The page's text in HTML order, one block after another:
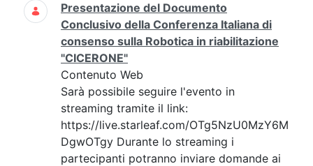
Presentazione del Documento
Conclusivo della Conferenza Italiana di
consenso sulla Robotica in riabilitazione
"CICERONE"
Contenuto Web
Sarà possibile seguire l'evento in
streaming tramite il link:
https://live.starleaf.com/OTg5NzU0MzY6M
DgwOTgy Durante lo streaming i
partecipanti potranno inviare domande ai